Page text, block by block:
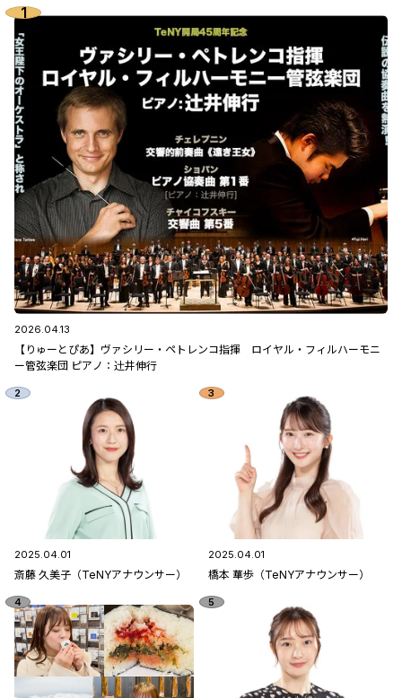
2026.04.13
【りゅーとぴあ】ヴァシリー・ペトレンコ指揮 ロイヤル・フィルハーモニ
ー管弦楽団 ピアノ：辻󠄀井伸行
2025.04.01
斎藤 久美子（TeNYアナウンサー）
2025.04.01
橋本 華歩（TeNYアナウンサー）